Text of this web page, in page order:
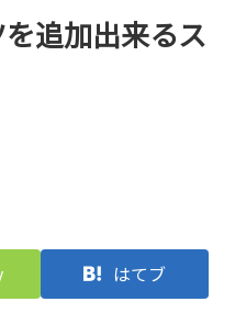
追加出来るス
はてブ